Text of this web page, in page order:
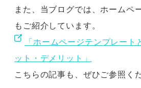
また、当ブログでは、ホームペ
もご紹介しています。
「ホームページテンプレート
ット・デメリット」
こちらの記事も、ぜひご参照く